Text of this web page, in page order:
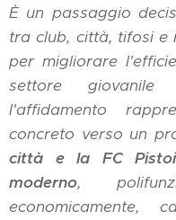
È un passaggio
tra club, città, tifosi e
per migliorare
settore giovanile
l'affidamento
concreto verso un
città e la FC
moderno,
economicamente,